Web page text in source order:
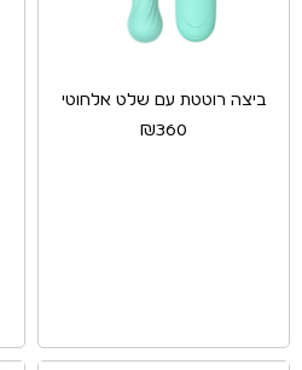
ביצה רוטטת עם שלט אלחוטי
₪360